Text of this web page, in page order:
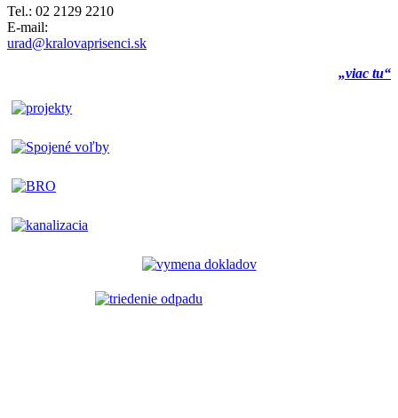
Tel.: 02 2129 2210
E-mail:
urad@kralovaprisenci.sk
„viac tu“